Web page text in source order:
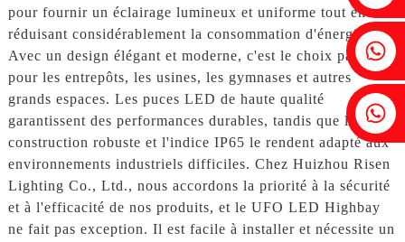
Lierre : +86 18607522355
Tobin : +86 18818667168
pour fournir un éclairage lumineux et uniforme tout en
réduisant considérablement la consommation d'énergie.
Avec un design élégant et moderne, c'est le choix parfait
pour les entrepôts, les usines, les gymnases et autres
grands espaces. Les puces LED de haute qualité
garantissent des performances durables, tandis que la
construction robuste et l'indice IP65 le rendent adapté aux
environnements industriels difficiles. Chez Huizhou Risen
Lighting Co., Ltd., nous accordons la priorité à la sécurité
et à l'efficacité de nos produits, et le UFO LED Highbay
ne fait pas exception. Il est facile à installer et nécessite un